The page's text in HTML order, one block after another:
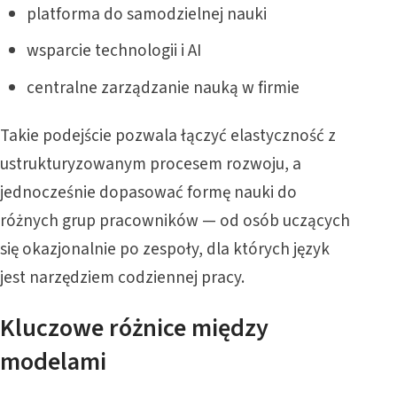
platforma do samodzielnej nauki
wsparcie technologii i AI
centralne zarządzanie nauką w firmie
Takie podejście pozwala łączyć elastyczność z
ustrukturyzowanym procesem rozwoju, a
jednocześnie dopasować formę nauki do
różnych grup pracowników — od osób uczących
się okazjonalnie po zespoły, dla których język
jest narzędziem codziennej pracy.
Kluczowe różnice między
modelami